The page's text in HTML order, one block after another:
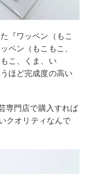
『ワッペン（もこ
ペン（もこもこ、
こ、くま、い
ほど完成度の高い
専門店で購入すれば
クオリティなんで